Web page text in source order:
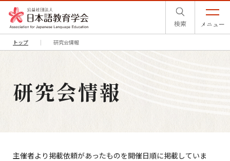
検索 メニュー
トップ 研究会情報
研究会情報
主催者より掲載依頼があったものを開催日順に掲載していま